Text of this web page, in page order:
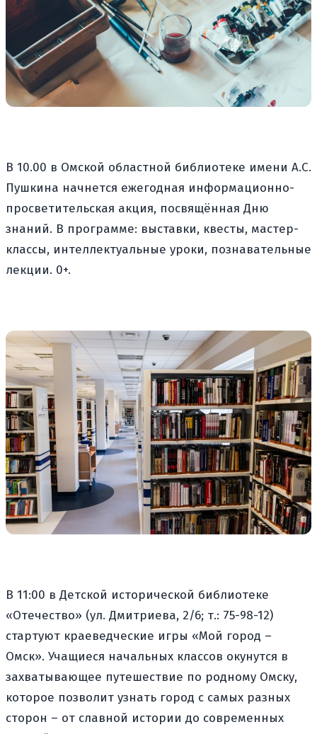
В 10.00 в Омской областной библиотеке имени А.С.
Пушкина начнется ежегодная информационно-
просветительская акция, посвящённая Дню
знаний. В программе: выставки, квесты, мастер-
классы, интеллектуальные уроки, познавательные
лекции. 0+.
В 11:00 в Детской исторической библиотеке
«Отечество» (ул. Дмитриева, 2/6; т.: 75-98-12)
стартуют краеведческие игры «Мой город –
Омск». Учащиеся начальных классов окунутся в
захватывающее путешествие по родному Омску,
которое позволит узнать город с самых разных
сторон – от славной истории до современных